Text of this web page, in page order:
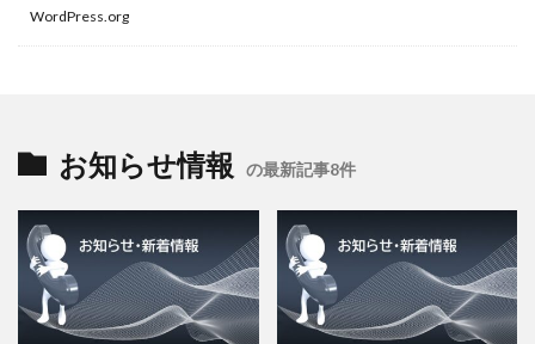
WordPress.org
お知らせ情報 の最新記事8件